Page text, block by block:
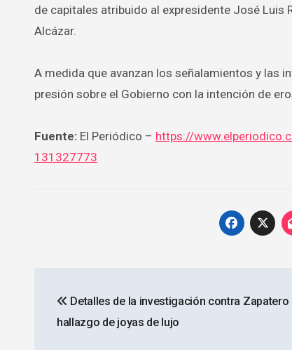
de capitales atribuido al expresidente José Luis
Alcázar.
A medida que avanzan los señalamientos y las
presión sobre el Gobierno con la intención de
Fuente: El Periódico – https://
131327773
de
Detalles de la investigación contra Zapatero
hallazgo de joyas de lujo